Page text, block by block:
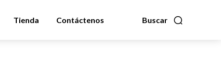
Buscar
Tienda Contáctenos